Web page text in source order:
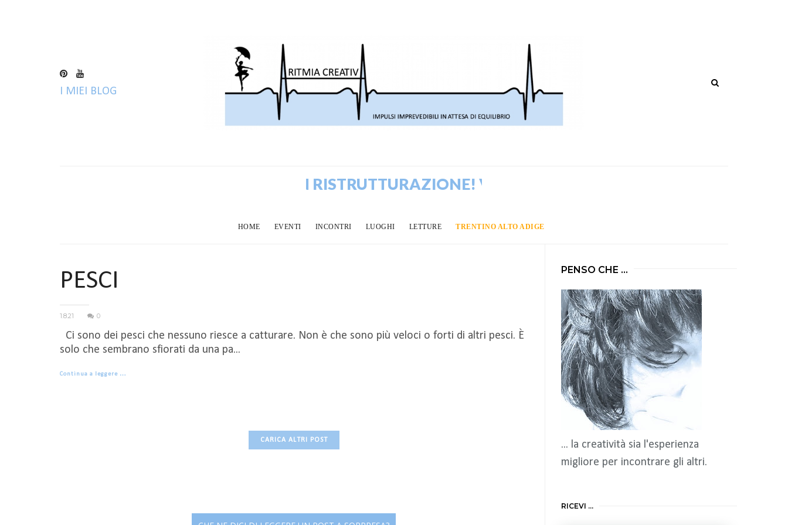
I MIEI BLOG
BLOG IN RISTRUTTURAZIONE! VECCHI POST IN CORSO DI
HOME EVENTI INCONTRI LUOGHI LETTURE TRENTINO ALTO ADIGE
PESCI
1.8.21 0
Ci sono dei pesci che nessuno riesce a catturare. Non è che sono più veloci o forti di altri pesci. È
solo che sembrano sfiorati da una pa...
Continua a leggere …
CARICA ALTRI POST
PENSO CHE ...
... la creatività sia l'esperienza
migliore per incontrare gli altri.
RICEVI ...